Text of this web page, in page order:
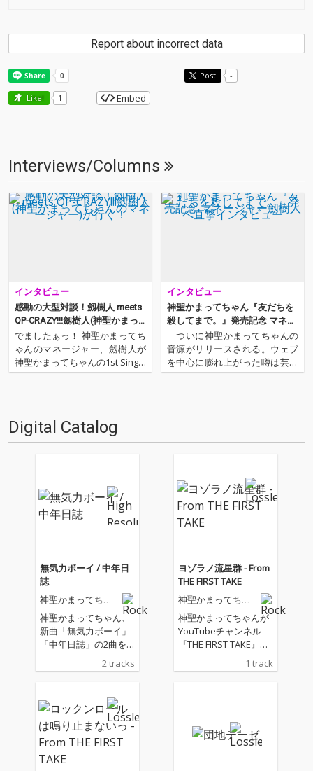
Report about incorrect data
Post -
Like! 1 Embed
Interviews/Columns
インタビュー
感動の大型対談！劔樹人 meets
QP-CRAZY!!!劔樹人(神聖かまっ
てちゃんのマネージャー)が行
く！
でましたぁっ！ 神聖かまってち
ゃんのマネージャー、劔樹人が
神聖かまってちゃんの1st Single
「夕方のピアノ」のリリース・
んてタイトルがついちゃってい
ます。前回のイン…
インタビュー
神聖かまってちゃん『友だちを
殺してまで。』発売記念 マネー
ジャー劔樹人へ直撃インタビュ
ー
ついに神聖かまってちゃんの
音源がリリースされる。ウェブ
を中心に膨れ上がった噂は芸能
界にも飛び火し、ライヴの楽屋
２０代前半の４人組。ネットで
Digital Catalog
無気力ボーイ / 中年日
誌
神聖かまってちゃ
神聖かまってちゃん、
新曲「無気力ボーイ」
「中年日誌」の2曲を
配信リリース。 本作に
は、神聖かまってちゃ
させる2曲を収録。
「無気力ボーイ」は、
疾走感あふれるバンド
サウンドに加え、シン
フォニックなバイオリ
ンとコーラスアレンジ
2 tracks
ヨゾラノ流星群 - From
THE FIRST TAKE
神聖かまってちゃ
神聖かまってちゃんが
YouTubeチャンネル
『THE FIRST TAKE』で
披露した「ヨゾラノ流
星群」の一発撮りパフ
1 track